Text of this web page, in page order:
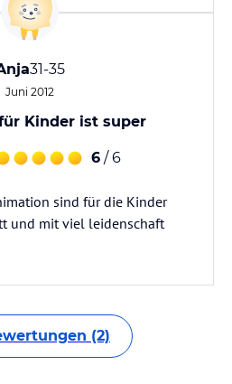
31-35
Juni 2012
Kinder ist super
6 / 6
sind für die Kinder
und mit viel leidenschaft
(2)